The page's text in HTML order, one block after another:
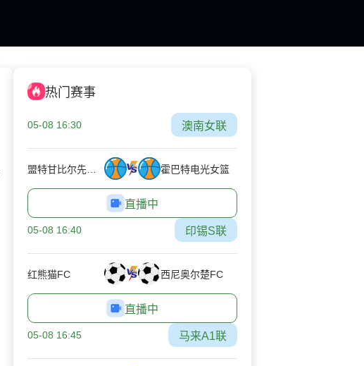
热门赛事
05-08 16:30 澳南女联
霍巴特电光女篮
直播中
05-08 16:40 印锡S联
红熊猫FC 西尼奥尔楚FC
直播中
05-08 16:45 马来A1联